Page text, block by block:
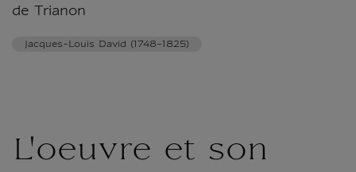
de Trianon
Jacques-Louis David (1748-1825)
L'oeuvre et son